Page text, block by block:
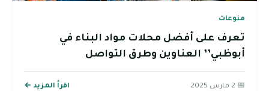
منوعات
تعرف على أفضل محلات مواد البناء في
أبوظبي’’ العناوين وطرق التواصل
📅 2 مارس 2025 اقرأ المزيد ←